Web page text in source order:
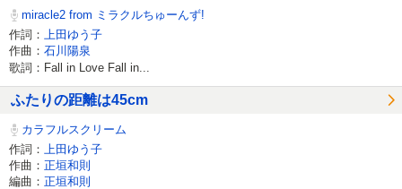
miracle2 from ミラクルちゅーんず!
作詞：
上田ゆう子
作曲： 石川陽泉
歌詞：Fall in Love Fall in...
ふたりの距離は45cm
カラフルスクリーム
作詞：
上田ゆう子
作曲： 正垣和則
編曲： 正垣和則